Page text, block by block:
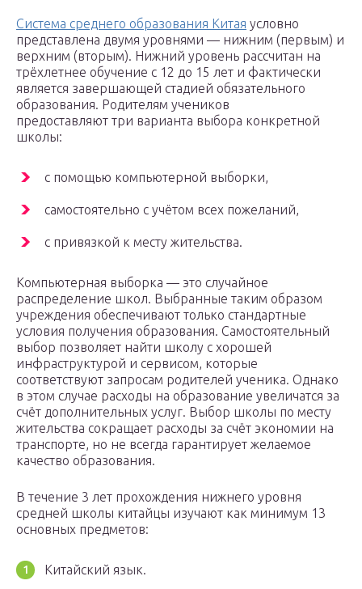
Система среднего образования Китая условно
представлена двумя уровнями — нижним (первым) и
верхним (вторым). Нижний уровень рассчитан на
трёхлетнее обучение с 12 до 15 лет и фактически
является завершающей стадией обязательного
образования. Родителям учеников
предоставляют три варианта выбора конкретной
школы:
с помощью компьютерной выборки,
самостоятельно с учётом всех пожеланий,
с привязкой к месту жительства.
Компьютерная выборка — это случайное
распределение школ. Выбранные таким образом
учреждения обеспечивают только стандартные
условия получения образования. Самостоятельный
выбор позволяет найти школу с хорошей
инфраструктурой и сервисом, которые
соответствуют запросам родителей ученика. Однако
в этом случае расходы на образование увеличатся за
счёт дополнительных услуг. Выбор школы по месту
жительства сокращает расходы за счёт экономии на
транспорте, но не всегда гарантирует желаемое
качество образования.
В течение 3 лет прохождения нижнего уровня
средней школы китайцы изучают как минимум 13
основных предметов:
Китайский язык.